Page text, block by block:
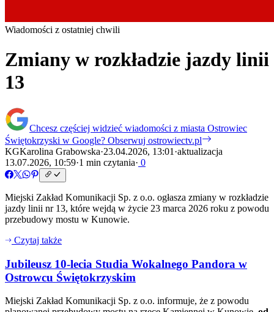
Wiadomości z ostatniej chwili
Zmiany w rozkładzie jazdy linii
13
Chcesz częściej widzieć wiadomości z miasta Ostrowiec
Świętokrzyski w Google? Obserwuj ostrowiectv.pl
KGKarolina Grabowska·23.04.2026, 13:01 ·aktualizacja
13.07.2026, 10:59·1 min czytania· 0
Miejski Zakład Komunikacji Sp. z o.o. ogłasza zmiany w rozkładzie
jazdy linii nr 13, które wejdą w życie 23 marca 2026 roku z powodu
przebudowy mostu w Kunowie.
Czytaj także
Jubileusz 10-lecia Studia Wokalnego Pandora w
Ostrowcu Świętokrzyskim
Miejski Zakład Komunikacji Sp. z o.o. informuje, że z powodu